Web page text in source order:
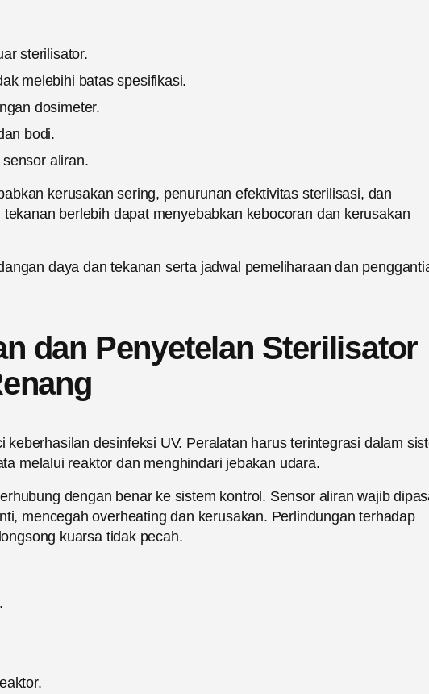
sterilisator.
melebihi batas spesifikasi.
dosimeter.
bodi.
aliran.
kerusakan sering, penurunan efektivitas sterilisasi, dan
berlebih dapat menyebabkan kebocoran dan kerusakan
daya dan tekanan serta jadwal pemeliharaan dan
dan Penyetelan Sterilisator
desinfeksi UV. Peralatan harus terintegrasi dalam
melalui reaktor dan menghindari jebakan udara.
dengan benar ke sistem kontrol. Sensor aliran wajib
mencegah overheating dan kerusakan. Perlindungan terhadap
kuarsa tidak pecah.